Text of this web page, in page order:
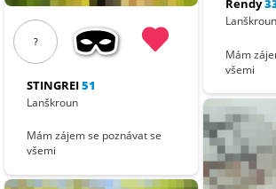
?
STINGREI51
Lanškroun
Mám zájem se poznávat se
všemi
Rendy
Lanškroun
Mám
všemi